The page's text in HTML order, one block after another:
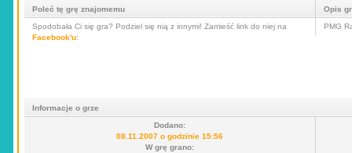
Poleć tę grę znajomemu
Spodobała Ci się gra? Podziel się nią z innymi! Zamieść link do niej na
Facebook'u:
Opis
PMG
Informacje o grze
Dodano:
08.11.2007 o godzinie 15:56
W grę grano: